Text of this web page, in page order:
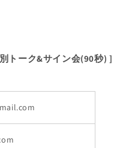
トーク&サイン会(90秒) ]